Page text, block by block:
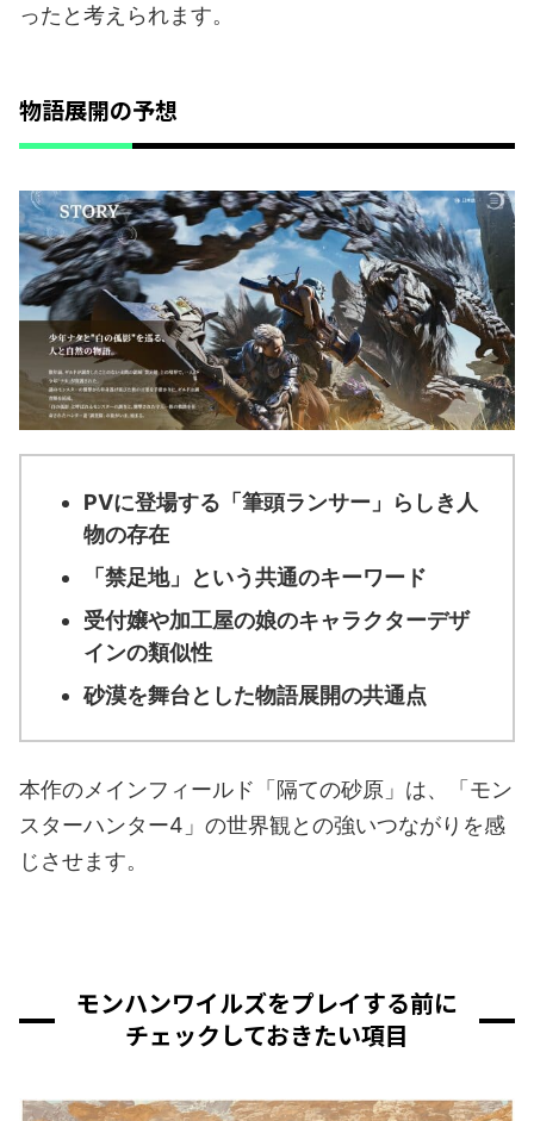
ったと考えられます。
物語展開の予想
PVに登場する「筆頭ランサー」らしき人
物の存在
「禁足地」という共通のキーワード
受付嬢や加工屋の娘のキャラクターデザ
インの類似性
砂漠を舞台とした物語展開の共通点
本作のメインフィールド「隔ての砂原」は、「モン
スターハンター4」の世界観との強いつながりを感
じさせます。
モンハンワイルズをプレイする前に
チェックしておきたい項目